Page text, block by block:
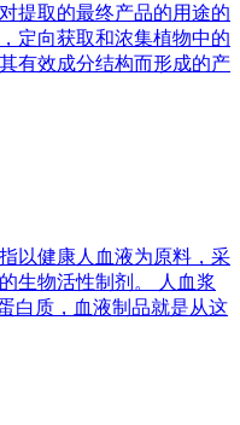
提取的最终产品的用途的
定向获取和浓集植物中的
有效成分结构而形成的产
以健康人血液为原料，采
生物活性制剂。 人血浆
白质，血液制品就是从这